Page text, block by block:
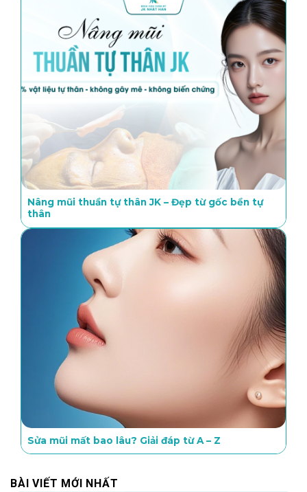
Nâng mũi thuần tự thân JK – Đẹp từ gốc bền tự
thân
Sửa mũi mất bao lâu? Giải đáp từ A – Z
BÀI VIẾT MỚI NHẤT